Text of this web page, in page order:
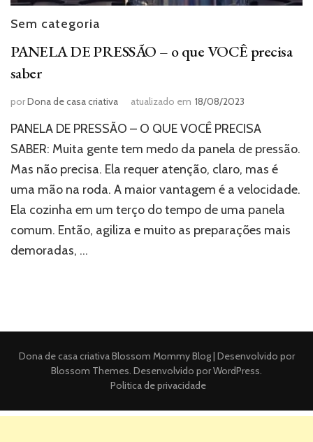
Sem categoria
PANELA DE PRESSÃO – o que VOCÊ precisa
saber
porDona de casa criativa atualizado em 18/08/2023
PANELA DE PRESSÃO – O QUE VOCÊ PRECISA
SABER: Muita gente tem medo da panela de pressão.
Mas não precisa. Ela requer atenção, claro, mas é
uma mão na roda. A maior vantagem é a velocidade.
Ela cozinha em um terço do tempo de uma panela
comum. Então, agiliza e muito as preparações mais
demoradas, …
Dona de casa criativaBlossom Mommy Blog | Desenvolvido por
Blossom Themes. Desenvolvido porWordPress.
Politica de privacidade